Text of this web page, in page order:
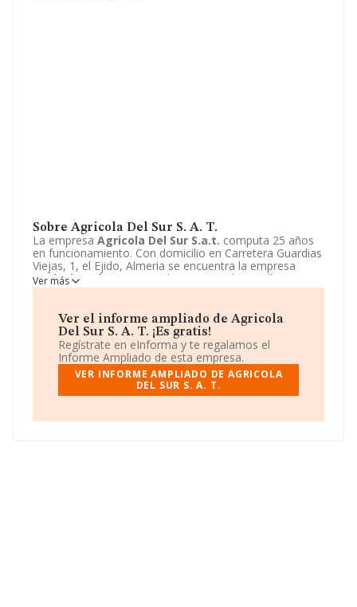
Sobre Agricola Del Sur S. A. T.
La empresa Agricola Del Sur S.a.t. computa 25 años
en funcionamiento. Con domicilio en Carretera Guardias
Viejas, 1, el Ejido, Almeria se encuentra la empresa
Agricola Del Sur S.a.t.
. El CNAE que desarrolla es 4631
- Comercio al por mayor de frutas y hortalizas.Agricola
transformación.
Ver más
Ver el informe ampliado de Agricola
Del Sur S. A. T. ¡Es gratis!
Regístrate en eInforma y te regalamos el
Informe Ampliado de esta empresa.
VER INFORME AMPLIADO DE AGRICOLA
DEL SUR S. A. T.